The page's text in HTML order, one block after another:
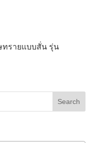
ทรายแบบสั่น รุ่น